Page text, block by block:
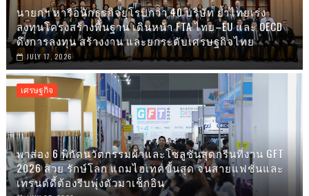
นายกฯ หารือนักธุรกิจยุโรปกว่า 40 บริษัท ย้ำไทยเร่ง
ลงทุนโครงสร้างพื้นฐาน เดินหน้า FTA ไทย–EU และ OECD
ดึงการลงทุน สร้างงาน และยกระดับเศรษฐกิจไทย
JULY 17, 2026
เศรษฐกิจ
พาส่อง 6 พิกัดนวัตกรรมผ้าและโซลูชันสุดกรีนที่งาน GFT
2026 สวย รักษ์โลก แถมไฮเทคขั้นสุด จนสายแฟชั่นและ
เทรนด์ดี้ต้องรีบพุ่งตัวมาเช็กอิน